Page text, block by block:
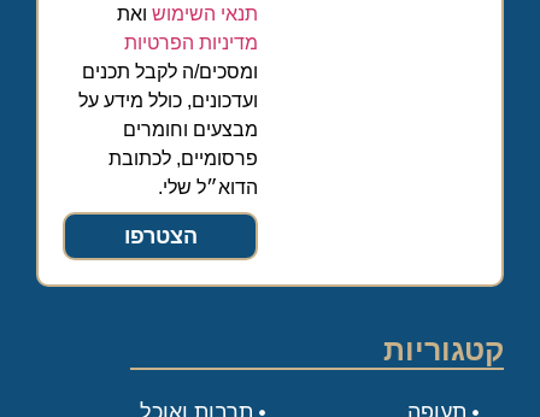
תנאי השימוש ואת
מדיניות הפרטיות
ומסכים/ה לקבל תכנים
ועדכונים, כולל מידע על
מבצעים וחומרים
פרסומיים, לכתובת
הדוא״ל שלי.
הצטרפו
קטגוריות